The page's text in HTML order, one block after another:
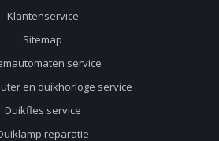
Klantenservice
Sitemap
service
en duikhorloge service
Duikfles service
reparatie